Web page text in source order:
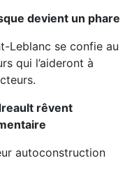
devient un phare
Leblanc se confie au
qui l’aideront à
rêvent
autoconstruction